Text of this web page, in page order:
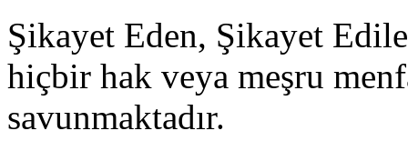
Şikayet Eden, Şikayet
hiçbir hak veya meşru
savunmaktadır.